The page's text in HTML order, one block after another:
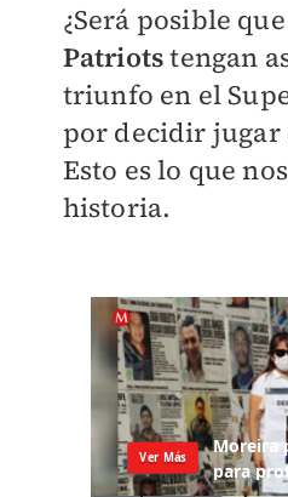
¿Será posible
Patriotstengan
triunfo en el
por decidir jugar
Esto es lo que
historia.